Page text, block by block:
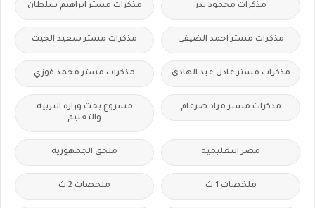
مذكرات محمود بدر مذكرات مستر ابراهيم سلطان
مذكرات مستر احمد الضيفى مذكرات مستر سعيد الحيت
مذكرات مستر عادل عبد الهادى مذكرات مستر محمد فوزي
مذكرات مستر مراد ضرغام
مشروع بحث وزارة التربية
والتعليم
مصر التعليميه ملحق الجمهورية
ملخصات 1 ث ملخصات 2 ث